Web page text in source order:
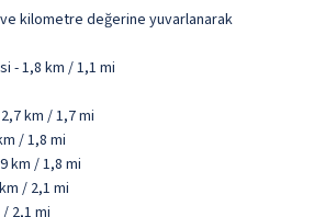
ve kilometre değerine yuvarlanarak
- 1,8 km / 1,1 mi
km / 1,7 mi
/ 1,8 mi
km / 1,8 mi
/ 2,1 mi
2,1 mi